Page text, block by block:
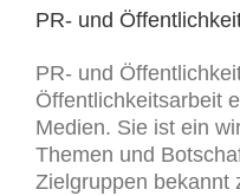
PR- und
PR- und
Öffentlichkeitsarbeit
Medien. Sie ist ein
Themen und
Zielgruppen bekannt